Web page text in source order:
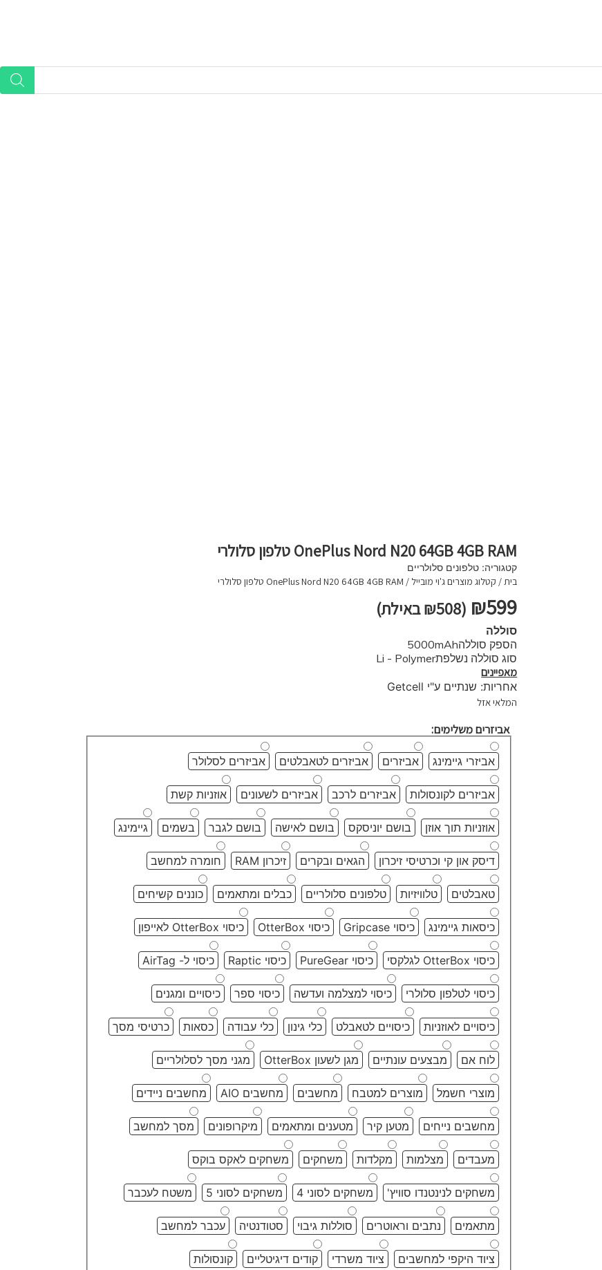
OnePlus Nord N20 64GB 4GB RAM טלפון סלולרי
קטגוריה: טלפונים סלולריים
בית/ קטלוג מוצרים ג'וי מובייל / OnePlus Nord N20 64GB 4GB RAM טלפון סלולרי
₪599
(
₪508 באילת)
סוללה
הספק סוללה5000mAh
סוג סוללה נשלפתLi - Polymer
מאפיינים
אחריות: שנתיים ע"י Getcell
המלאי אזל
אביזרים משלימים:
אביזרי גיימינג אביזרים אביזרים לטאבלטים אביזרים לסלולר
אביזרים לקונסולות אביזרים לרכב אביזרים לשעונים אוזניות קשת
אוזניות תוך אוזן בושם יוניסקס בושם לאישה בושם לגבר בשמים גיימינג
דיסק און קי וכרטיסי זיכרון הגאים ובקרים זיכרון RAM חומרה למחשב
טאבלטים טלוויזיות טלפונים סלולריים כבלים ומתאמים כוננים קשיחים
כיסאות גיימינג כיסוי Gripcase כיסוי OtterBox כיסוי OtterBox לאייפון
כיסוי OtterBox לגלקסי כיסוי PureGear כיסוי Raptic כיסוי ל- AirTag
כיסוי לטלפון סלולרי כיסוי למצלמה ועדשה כיסוי ספר כיסויים ומגנים
כיסויים לאוזניות כיסויים לטאבלט כלי גינון כלי עבודה כסאות כרטיסי מסך
לוח אם מבצעים עונתיים מגן לשעון OtterBox מגני מסך לסלולריים
מוצרי חשמל מוצרים למטבח מחשבים מחשבים AIO מחשבים ניידים
מחשבים נייחים מטען קיר מטענים ומתאמים מיקרופונים מסך למחשב
מעבדים מצלמות מקלדות משחקים משחקים לאקס בוקס
משחקים לנינטנדו סוויץ' משחקים לסוני 4 משחקים לסוני 5 משטח לעכבר
מתאמים נתבים וראוטרים סוללות גיבוי סטודנטיה עכבר למחשב
ציוד היקפי למחשבים ציוד משרדי קודים דיגיטליים קונסולות